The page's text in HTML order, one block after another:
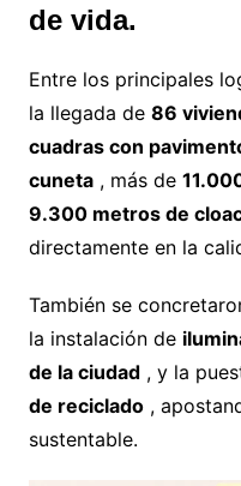
de vida.
Entre los principales
la llegada de 86
cuadras con
cuneta, más de
9.300 metros de
directamente en la
También se
la instalación de
de la ciudad, y la
de reciclado,
sustentable.